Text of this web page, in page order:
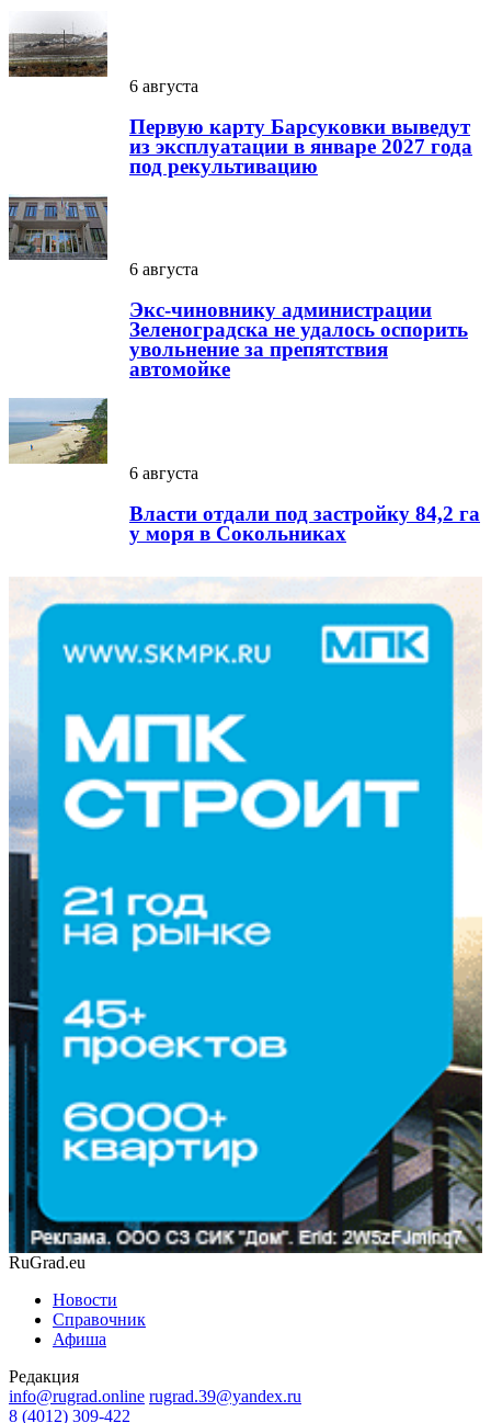
6 августа
Первую карту Барсуковки выведут
из эксплуатации в январе 2027 года
под рекультивацию
6 августа
Экс-чиновнику администрации
Зеленоградска не удалось оспорить
увольнение за препятствия
автомойке
6 августа
Власти отдали под застройку 84,2 га
у моря в Сокольниках
RuGrad.eu
Новости
Справочник
Афиша
Редакция
info@rugrad.online rugrad.39@yandex.ru
8 (4012) 309-422